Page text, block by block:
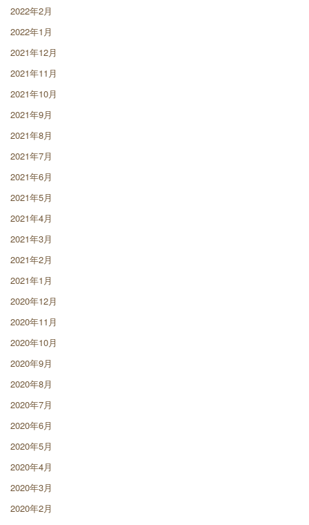
2022年2月
2022年1月
2021年12月
2021年11月
2021年10月
2021年9月
2021年8月
2021年7月
2021年6月
2021年5月
2021年4月
2021年3月
2021年2月
2021年1月
2020年12月
2020年11月
2020年10月
2020年9月
2020年8月
2020年7月
2020年6月
2020年5月
2020年4月
2020年3月
2020年2月